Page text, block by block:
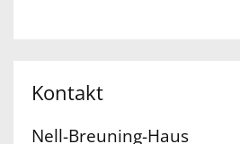
Kontakt
Nell-Breuning-Haus